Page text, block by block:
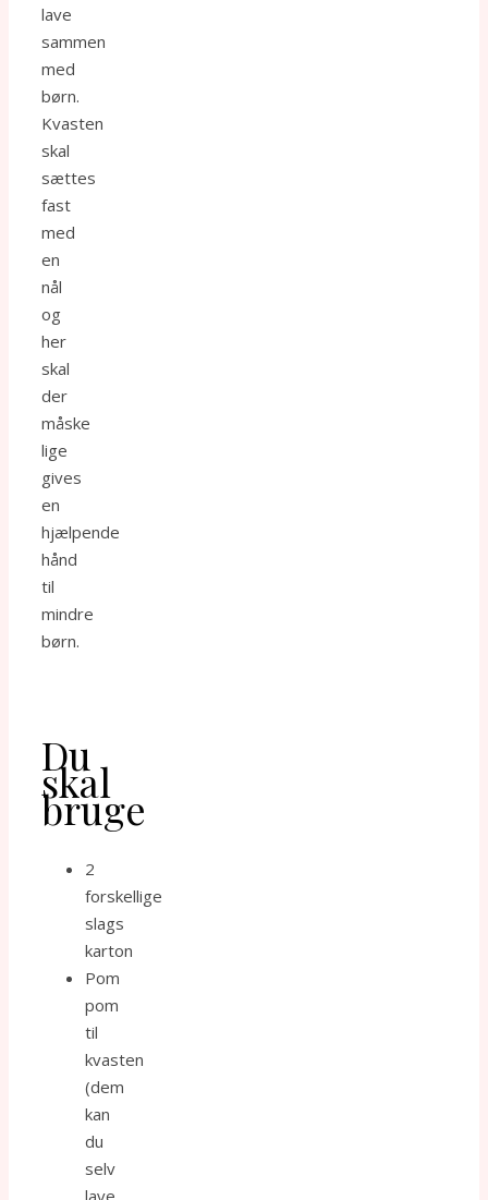
lave
sammen
med
børn.
Kvasten
skal
sættes
fast
med
en
nål
og
her
skal
der
måske
lige
gives
en
hjælpende
hånd
til
mindre
børn.
Du
skal
bruge
2
forskellige
slags
karton
Pom
pom
til
kvasten
(dem
kan
du
selv
lave